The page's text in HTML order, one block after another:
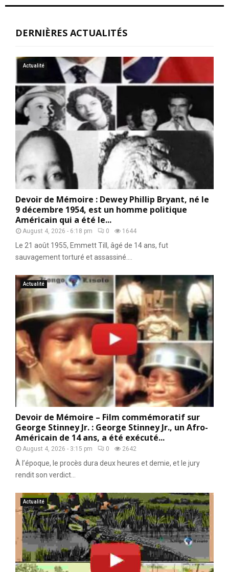
DERNIÈRES ACTUALITÉS
Actualité
Devoir de Mémoire : Dewey Phillip Bryant, né le
9 décembre 1954, est un homme politique
Américain qui a été le...
August 4, 2026 - 6:18 pm 0 1644
Le 21 août 1955, Emmett Till, âgé de 14 ans, fut
sauvagement torturé et assassiné....
Actualité
Devoir de Mémoire – Film commémoratif sur
George Stinney Jr. : George Stinney Jr., un Afro-
Américain de 14 ans, a été exécuté...
August 4, 2026 - 3:15 pm 0 2642
À l’époque, le procès dura deux heures et demie, et le jury
rendit son verdict...
Actualité